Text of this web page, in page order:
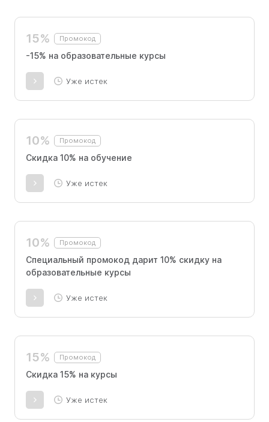
15% Промокод
-15% на образовательные курсы
Уже истек
10% Промокод
Скидка 10% на обучение
Уже истек
10% Промокод
Специальный промокод дарит 10% скидку на
образовательные курсы
Уже истек
15% Промокод
Скидка 15% на курсы
Уже истек